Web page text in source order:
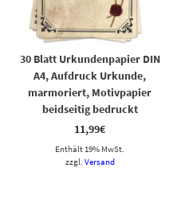
30 Blatt Urkundenpapier DIN
A4, Aufdruck Urkunde,
marmoriert, Motivpapier
beidseitig bedruckt
11,99€
Enthält 19% MwSt.
zzgl. Versand